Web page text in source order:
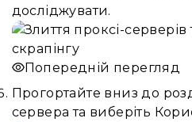
досліджувати.
Попередній перегляд
Прогортайте вниз до
сервера та виберіть